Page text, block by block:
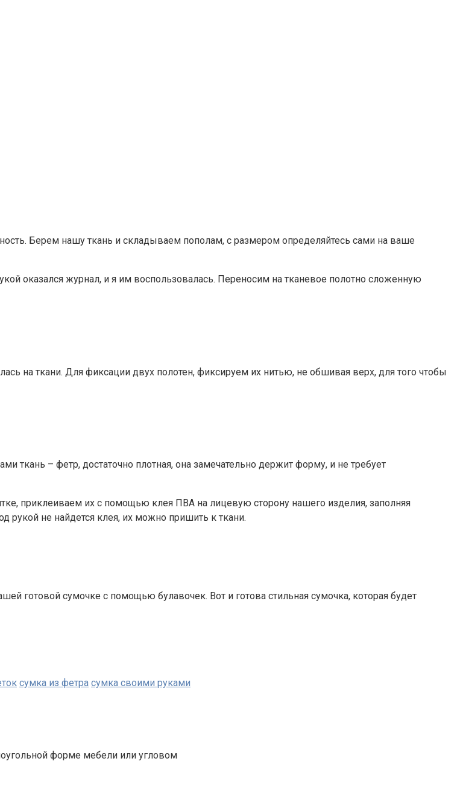
Берем нашу ткань и складываем пополам, с размером определяйтесь сами на ваше
оказался журнал, и я им воспользовалась. Переносим на тканевое полотно сложенную
на ткани. Для фиксации двух полотен, фиксируем их нитью, не обшивая верх, для того чтобы
ткань – фетр, достаточно плотная, она замечательно держит форму, и не требует
приклеиваем их с помощью клея ПВА на лицевую сторону нашего изделия, заполняя
рукой не найдется клея, их можно пришить к ткани.
готовой сумочке с помощью булавочек. Вот и готова стильная сумочка, которая будет
сумка из фетра сумка своими руками
форме мебели или угловом